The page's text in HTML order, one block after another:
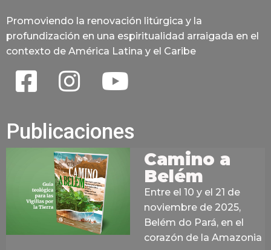
Promoviendo la renovación litúrgica y la
profundización en una espiritualidad arraigada en el
contexto de América Latina y el Caribe
Publicaciones
Camino a
Belém
Entre el 10 y el 21 de
noviembre de 2025,
Belém do Pará, en el
corazón de la Amazonia